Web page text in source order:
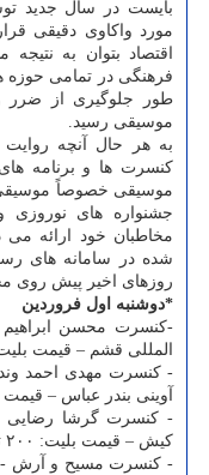
بایست در سال جدید
مورد واکاوی دقیقی
اقتصاد بتوان به
فرهنگی در تمامی حوزه
طور جلوگیری از ضرر
موسیقی رسید.
به هر حال آنچه
کنسرت ها و برنامه
موسیقی خصوصاً
جشنواره های
مخاطبان خود ارائه می
شده در سامانه های
روزهای اخیر پیش روی
*دوشنبه اول فروردین
المللی قشم – قیمت بلیت: ۱۰۰ تا ۳۵۰ هزار
آوینی بندر عباس – قیمت بلیت: ۱۵۰ تا ۳۵۰
کیش – قیمت بلیت: ۲۰۰ تا ۵۵۰ هزار تومان